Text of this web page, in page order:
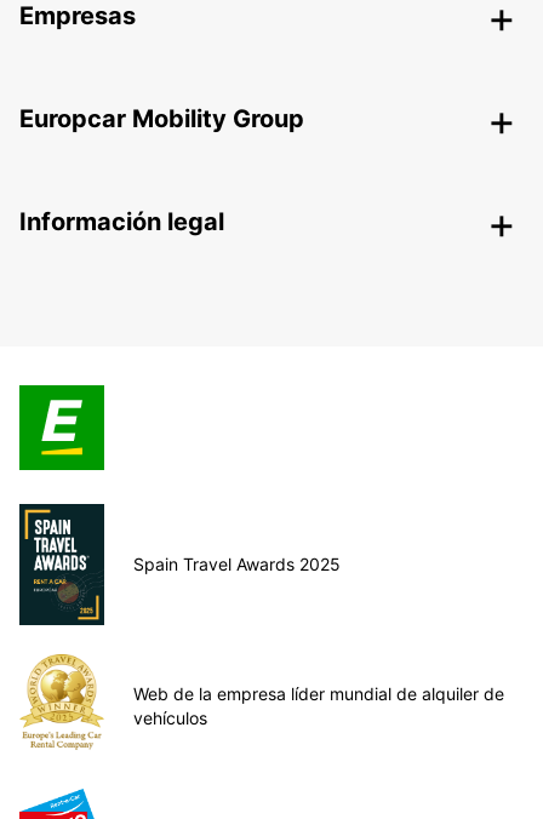
Empresas
Europcar Mobility Group
Información legal
Spain Travel Awards 2025
Web de la empresa líder mundial de alquiler de
vehículos